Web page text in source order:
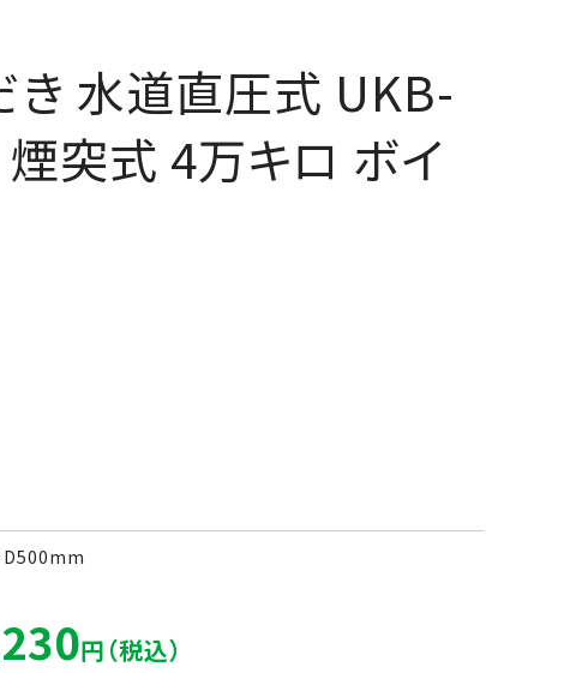
水道直圧式 UKB-
突式 4万キロ ボイ
円（税込）